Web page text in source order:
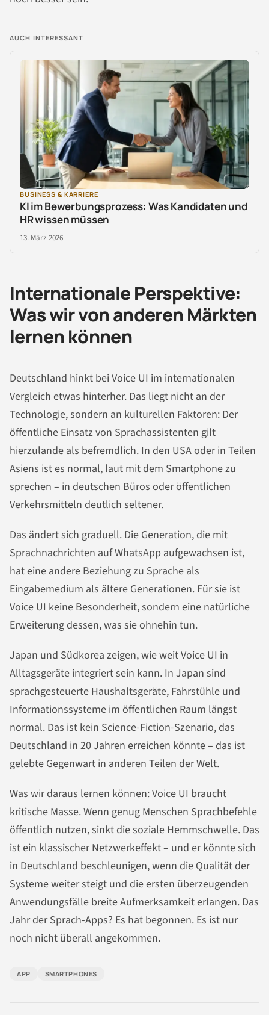
AUCH INTERESSANT
BUSINESS & KARRIERE
KI im Bewerbungsprozess: Was Kandidaten und
HR wissen müssen
13. März 2026
Internationale Perspektive:
Was wir von anderen Märkten
lernen können
Deutschland hinkt bei Voice UI im internationalen
Vergleich etwas hinterher. Das liegt nicht an der
Technologie, sondern an kulturellen Faktoren: Der
öffentliche Einsatz von Sprachassistenten gilt
hierzulande als befremdlich. In den USA oder in Teilen
Asiens ist es normal, laut mit dem Smartphone zu
sprechen – in deutschen Büros oder öffentlichen
Verkehrsmitteln deutlich seltener.
Das ändert sich graduell. Die Generation, die mit
Sprachnachrichten auf WhatsApp aufgewachsen ist,
hat eine andere Beziehung zu Sprache als
Eingabemedium als ältere Generationen. Für sie ist
Voice UI keine Besonderheit, sondern eine natürliche
Erweiterung dessen, was sie ohnehin tun.
Japan und Südkorea zeigen, wie weit Voice UI in
Alltagsgeräte integriert sein kann. In Japan sind
sprachgesteuerte Haushaltsgeräte, Fahrstühle und
Informationssysteme im öffentlichen Raum längst
normal. Das ist kein Science-Fiction-Szenario, das
Deutschland in 20 Jahren erreichen könnte – das ist
gelebte Gegenwart in anderen Teilen der Welt.
Was wir daraus lernen können: Voice UI braucht
kritische Masse. Wenn genug Menschen Sprachbefehle
öffentlich nutzen, sinkt die soziale Hemmschwelle. Das
ist ein klassischer Netzwerkeffekt – und er könnte sich
in Deutschland beschleunigen, wenn die Qualität der
Systeme weiter steigt und die ersten überzeugenden
Anwendungsfälle breite Aufmerksamkeit erlangen. Das
Jahr der Sprach-Apps? Es hat begonnen. Es ist nur
noch nicht überall angekommen.
APP SMARTPHONES